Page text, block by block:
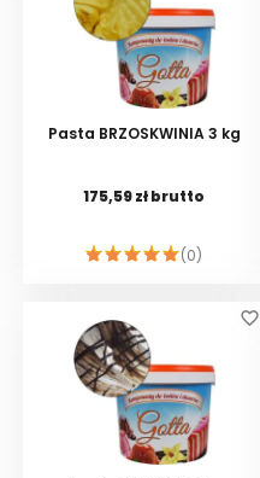
Pasta BRZOSKWINIA 3 kg
175,59 zł brutto
(0)
favorite_border